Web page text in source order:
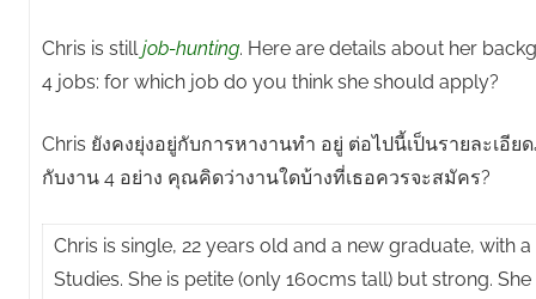
Chris is stilljob-hunting. Here are details about her
4 jobs: for which job do you think she should apply?
Chris ยังคงยุ่งอยู่กับการหางานทำ อยู่ ต่อไปนี้เป็นรายละเอี
กับงาน 4 อย่าง คุณคิดว่างานใดบ้างที่เธอควรจะสมัคร?
Chris is single, 22 years old and a new graduate, with
Studies. She is petite (only 160cms tall) but strong.